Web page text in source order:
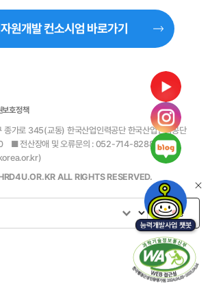
통합접수
원개발 컨소시엄 바로가기
보호정책
가로 345(교동) 한국산업인력공단 한국산업인력공단
■ 전산장애 및 오류문의 : 052-714-8288
ALL RIGHTS RESERVED.
이동